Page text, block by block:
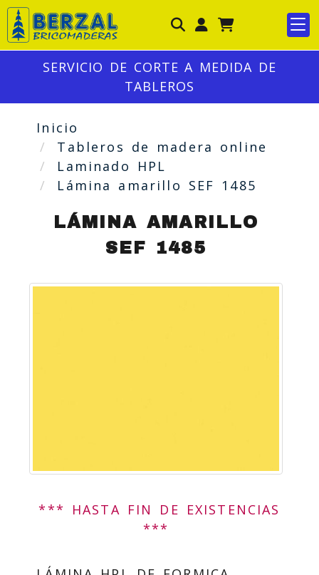
Identifícate
SERVICIO DE CORTE A MEDIDA DE
TABLEROS
Inicio
Tableros de madera online
Laminado HPL
Lámina amarillo SEF 1485
LÁMINA AMARILLO
SEF 1485
*** HASTA FIN DE EXISTENCIAS
***